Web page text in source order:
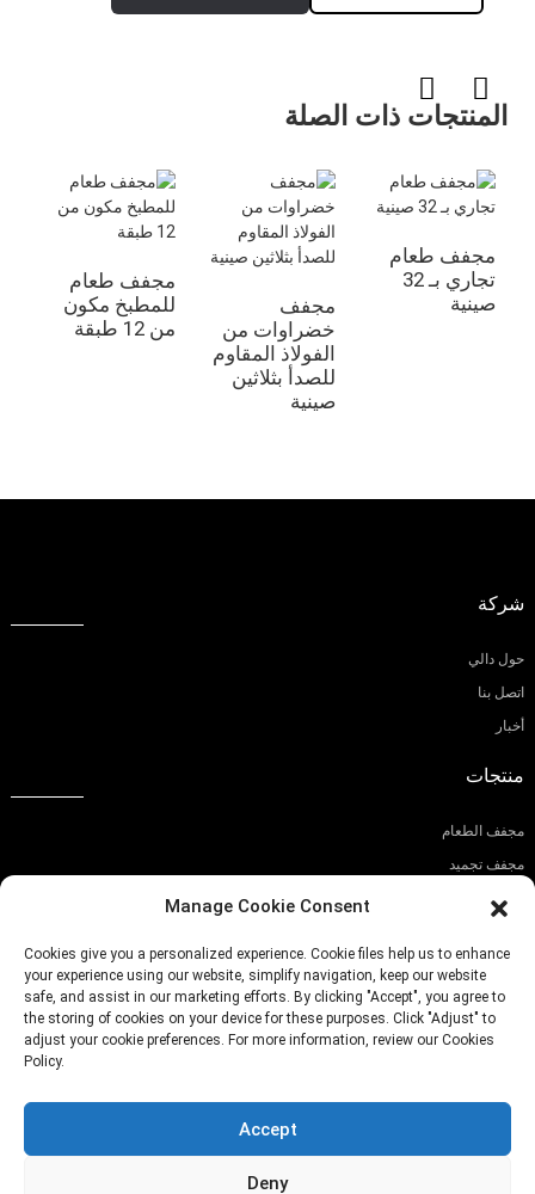
المنتجات ذات الصلة
مجفف طعام
تجاري بـ 32
صينية
مجفف
خضراوات من
الفولاذ المقاوم
للصدأ بثلاثين
صينية
مجفف طعام
للمطبخ مكون
من 12 طبقة
شركة
حول دالي
اتصل بنا
أخبار
منتجات
مجفف الطعام
مجفف تجميد
قطاعة الطعام
اشترك في نشرتنا الإخبارية
Manage Cookie Consent
Cookies give you a personalized experience. Cookie files help us to enhance
your experience using our website, simplify navigation, keep our website
safe, and assist in our marketing efforts. By clicking "Accept", you agree to
the storing of cookies on your device for these purposes. Click "Adjust" to
adjust your cookie preferences. For more information, review our Cookies
Policy.
Accept
Deny